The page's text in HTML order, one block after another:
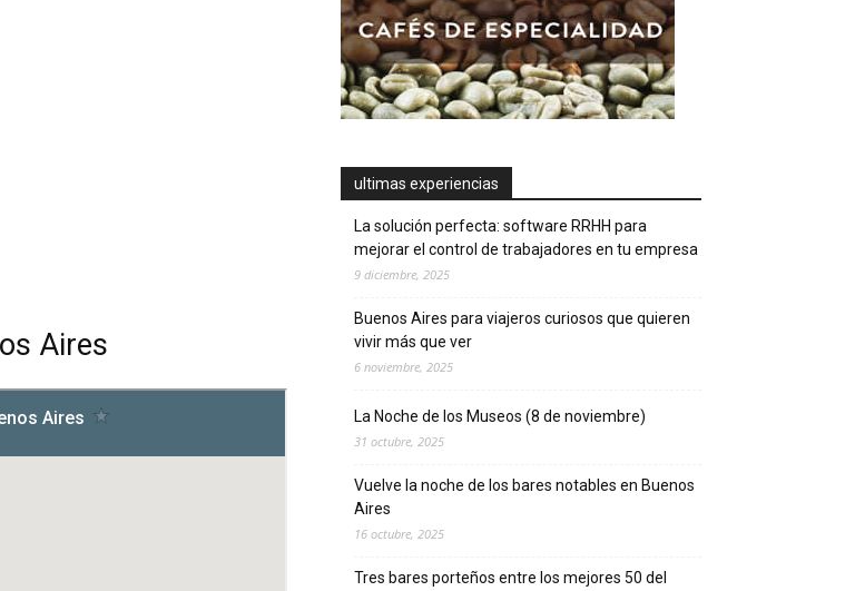
Aires
ultimas experiencias
La solución perfecta: software RRHH para
mejorar el control de trabajadores en tu empresa
9 diciembre, 2025
Buenos Aires para viajeros curiosos que quieren
vivir más que ver
6 noviembre, 2025
La Noche de los Museos (8 de noviembre)
31 octubre, 2025
Vuelve la noche de los bares notables en Buenos
Aires
16 octubre, 2025
Tres bares porteños entre los mejores 50 del